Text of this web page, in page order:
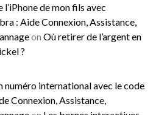
de mon fils avec
: Aide Connexion, Assistance,
on Où retirer de l’argent en
?
numéro international avec le code
Connexion, Assistance,